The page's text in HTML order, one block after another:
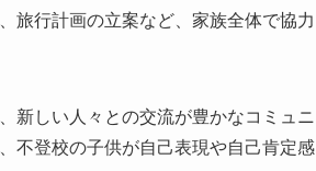
旅行計画の立案など、家族全体で協力
新しい人々との交流が豊かなコミュニ
不登校の子供が自己表現や自己肯定感